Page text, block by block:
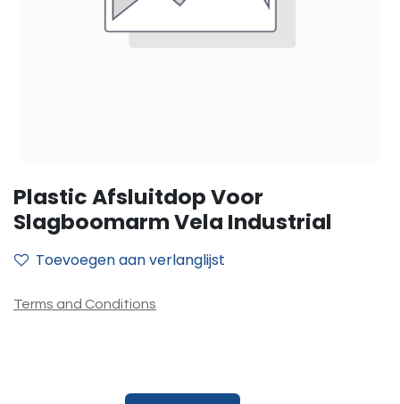
Plastic Afsluitdop Voor
Slagboomarm Vela Industrial
Toevoegen aan verlanglijst
Terms and Conditions